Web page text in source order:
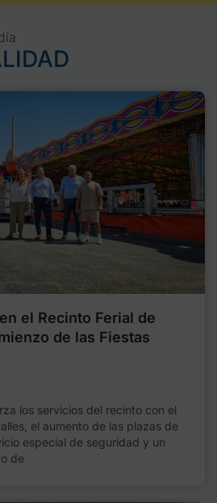
el Recinto Ferial de
de las Fiestas
los servicios del recinto con el
el aumento de las plazas de
especial de seguridad y un
de